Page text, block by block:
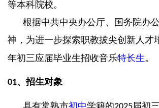
等本科院校。
根据中共中央办公厅、国务院办
神，为进一步探索职教拔尖创新人
年初三应届毕业生招收音乐特长生。
01、招生对象
具有常熟市初中学籍的 届初